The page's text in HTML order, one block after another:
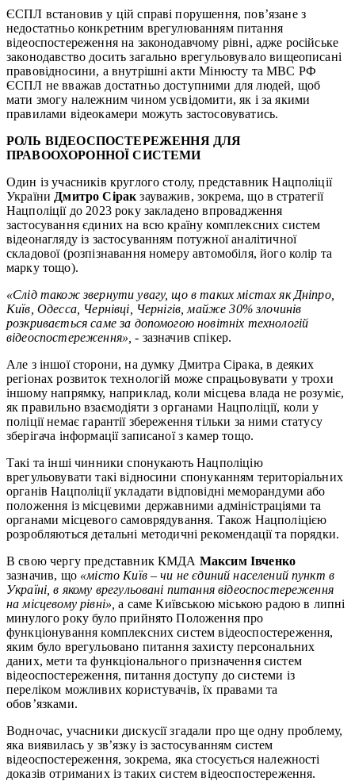
ЄСПЛ встановив у цій справі порушення, пов’язане з
недостатньо конкретним врегулюванням питання
відеоспостереження на законодавчому рівні, адже російське
законодавство досить загально врегульовувало вищеописані
правовідносини, а внутрішні акти Мінюсту та МВС РФ
ЄСПЛ не вважав достатньо доступними для людей, щоб
мати змогу належним чином усвідомити, як і за якими
правилами відеокамери можуть застосовуватись.
РОЛЬ ВІДЕОСПОСТЕРЕЖЕННЯ ДЛЯ
ПРАВООХОРОННОЇ СИСТЕМИ
Один із учасників круглого столу, представник Нацполіції
України Дмитро Сірак зауважив, зокрема, що в стратегії
Нацполіції до 2023 року закладено впровадження
застосування єдиних на всю країну комплексних систем
відеонагляду із застосуванням потужної аналітичної
складової (розпізнавання номеру автомобіля, його колір та
марку тощо).
«Слід також звернути увагу, що в таких містах як Дніпро,
Київ, Одесса, Чернівці, Чернігів, майже 30% злочинів
розкривається саме за допомогою новітніх технологій
відеоспостереження»,- зазначив спікер.
Але з іншої сторони, на думку Дмитра Сірака, в деяких
регіонах розвиток технологій може спрацьовувати у трохи
іншому напрямку, наприклад, коли місцева влада не розуміє,
як правильно взаємодіяти з органами Нацполіції, коли у
поліції немає гарантії збереження тільки за ними статусу
зберігача інформації записаної з камер тощо.
Такі та інші чинники спонукають Нацполіцію
врегульовувати такі відносини спонуканням територіальних
органів Нацполіції укладати відповідні меморандуми або
положення із місцевими державними адміністраціями та
органами місцевого самоврядування. Також Нацполіцією
розробляються детальні методичні рекомендації та порядки.
В свою чергу представник КМДА Максим Івченко
зазначив, що «місто Київ – чи не єдиний населений пункт в
Україні, в якому врегульовані питання відеоспостереження
на місцевому рівні», а саме Київською міською радою в липні
минулого року було прийнято Положення про
функціонування комплексних систем відеоспостереження,
яким було врегульовано питання захисту персональних
даних, мети та функціонального призначення систем
відеоспостереження, питання доступу до системи із
переліком можливих користувачів, їх правами та
обов’язками.
Водночас, учасники дискусії згадали про ще одну проблему,
яка виявилась у зв’язку із застосуванням систем
відеоспостереження, зокрема, яка стосується належності
доказів отриманих із таких систем відеоспостереження.